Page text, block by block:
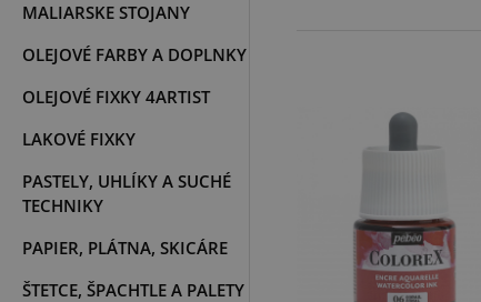
MALIARSKE STOJANY
OLEJOVÉ FARBY A DOPLNKY
OLEJOVÉ FIXKY 4ARTIST
LAKOVÉ FIXKY
PASTELY, UHLÍKY A SUCHÉ
TECHNIKY
PAPIER, PLÁTNA, SKICÁRE
ŠTETCE, ŠPACHTLE A PALETY